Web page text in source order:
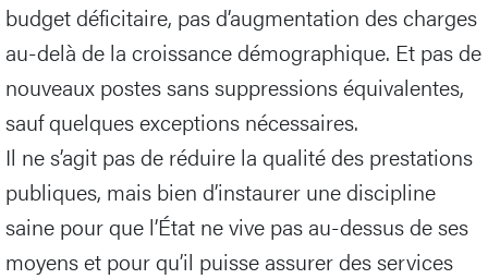
budget déficitaire, pas d’augmentation des charges
au-delà de la croissance démographique. Et pas de
nouveaux postes sans suppressions équivalentes,
sauf quelques exceptions nécessaires.
Il ne s’agit pas de réduire la qualité des prestations
publiques, mais bien d’instaurer une discipline
saine pour que l’État ne vive pas au-dessus de ses
moyens et pour qu’il puisse assurer des services